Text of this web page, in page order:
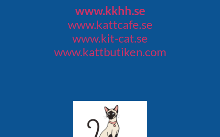
www.kkhh.se
www.kattcafe.se
www.kit-cat.se
www.kattbutiken.com